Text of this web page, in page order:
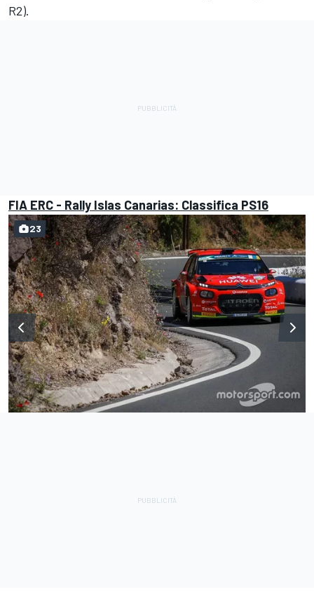
R2).
FIA ERC - Rally Islas Canarias: Classifica PS16
23